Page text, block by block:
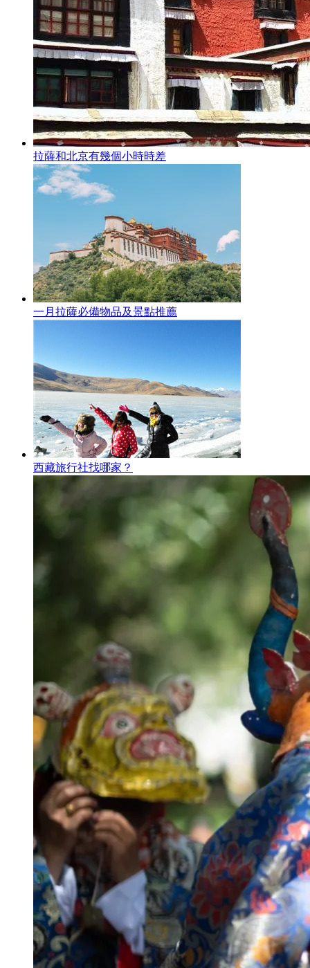
拉薩和北京有幾個小時時差
一月拉薩必備物品及景點推薦
西藏旅行社找哪家？